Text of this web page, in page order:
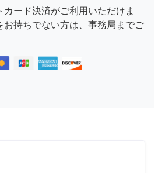
ード決済がご利用いただけま
お持ちでない方は、事務局までご